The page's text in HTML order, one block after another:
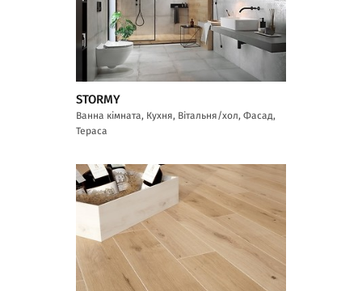
STORMY
Ванна кімната, Кухня, Вітальня/хол, Фасад,
Тераса